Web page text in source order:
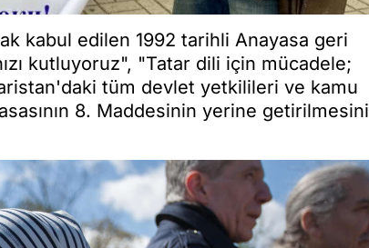
kabul edilen 1992 tarihli Anayasa geri
kutluyoruz", "Tatar dili için mücadele;
tüm devlet yetkilileri ve kamu
8. Maddesinin yerine getirilmesini